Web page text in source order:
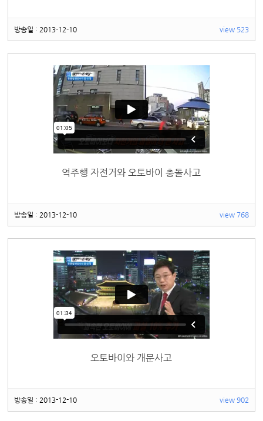
방송일 : 2013-12-10 view 523
역주행 자전거와 오토바이 충돌사고
방송일 : 2013-12-10 view 768
오토바이와 개문사고
방송일 : 2013-12-10 view 902